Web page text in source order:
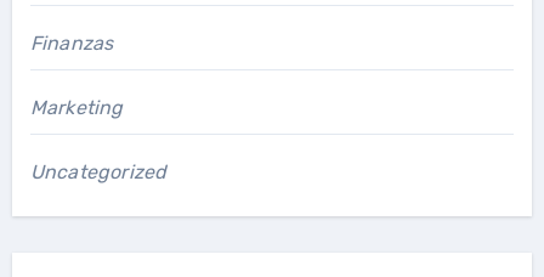
Finanzas
Marketing
Uncategorized